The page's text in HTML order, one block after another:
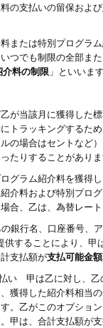
の支払いの留保およ
または特別プログラ
つでも制限の全部
介料の制限 」といいま
が当該月に獲得した
トラッキングするた
の場合はセントなど
たりすることがあり
グラム紹介料を獲得
介料および特別プロ
合、乙は、為替レー
銀行名、口座番号、
供することにより、
支払額が支払可能金
い 甲は乙に対し、乙
獲得した紹介料相当
。乙がこのオプショ
甲は、合計支払額が